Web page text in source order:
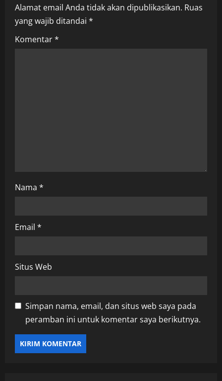
i
g
a
Alamat email Anda tidak akan dipublikasikan. Ruas
yang wajib ditandai *
Komentar*
Nama *
Email *
Situs Web
Simpan nama, email, dan situs web saya pada
peramban ini untuk komentar saya berikutnya.